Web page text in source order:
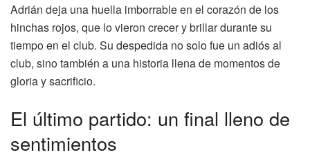
Adrián deja una huella imborrable en el corazón de los
hinchas rojos, que lo vieron crecer y brillar durante su
tiempo en el club. Su despedida no solo fue un adiós al
club, sino también a una historia llena de momentos de
gloria y sacrificio.
El último partido: un final lleno de
sentimientos